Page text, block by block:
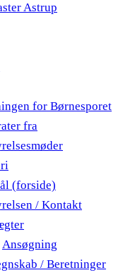
Astrup
for Børnesporet
fra
(forside)
/ Kontakt
Ansøgning
/ Beretninger